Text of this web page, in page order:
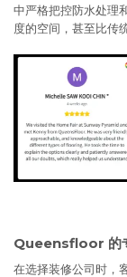
中严格把控防水处理
度的空间，甚至比传
Queensfloor 的
在选择装修公司时，